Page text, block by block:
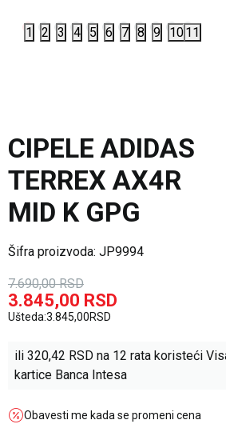
1 2 3 4 5 6 7 8 9 1011
CIPELE ADIDAS
TERREX AX4R
MID K GPG
Šifra proizvoda: JP9994
7.690,00 RSD
3.845,00 RSD
Ušteda:3.845,00RSD
ili 320,42 RSD na 12 rata koristeći
kartice Banca Intesa
Obavesti me kada se promeni cena